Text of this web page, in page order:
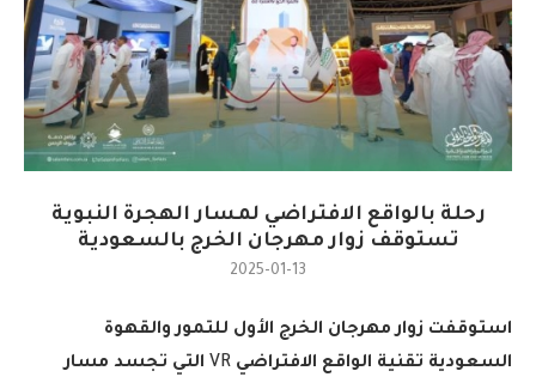
رحلة بالواقع الافتراضي لمسار الهجرة النبوية
تستوقف زوار مهرجان الخرج بالسعودية
2025-01-13
استوقفت زوار مهرجان الخرج الأول للتمور والقهوة
السعودية تقنية الواقع الافتراضي
التي تجسد مسار